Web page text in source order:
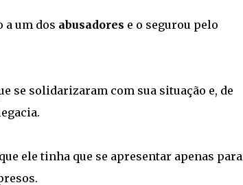
a um dos abusadores e o segurou pelo
se solidarizaram com sua situação e, de
ele tinha que se apresentar apenas para